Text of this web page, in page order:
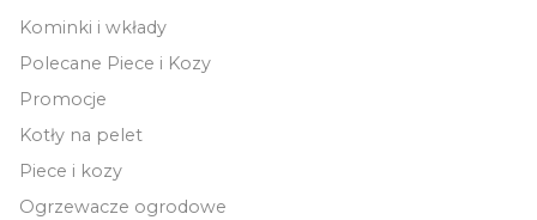
Kominki i wkłady
Polecane Piece i Kozy
Promocje
Kotły na pelet
Piece i kozy
Ogrzewacze ogrodowe